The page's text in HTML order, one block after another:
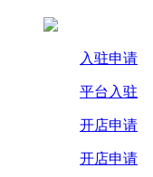
入驻申请
平台入驻
开店申请
开店申请